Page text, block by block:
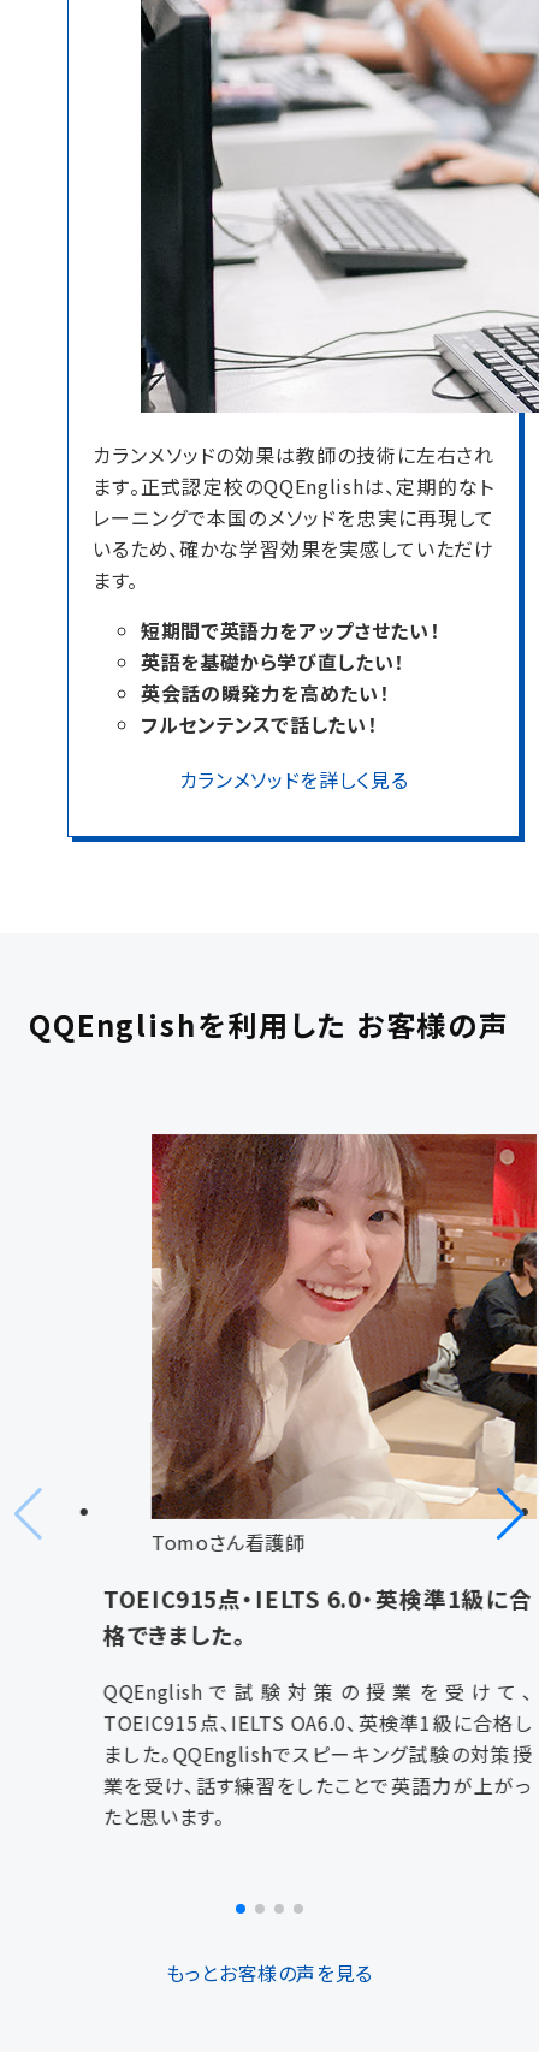
カランメソッドの効果は教師の技術に左右され
ます。正式認定校のQQEnglishは、定期的なト
レーニングで本国のメソッドを忠実に再現して
いるため、確かな学習効果を実感していただけ
ます。
短期間で英語力をアップさせたい！
英語を基礎から学び直したい！
英会話の瞬発力を高めたい！
フルセンテンスで話したい！
カランメソッドを詳しく見る
QQEnglishを利用した お客様の声
Tomoさん看護師
TOEIC915点・IELTS 6.0・英検準1級に合
格できました。
QQEnglishで試験対策の授業を受けて、
TOEIC915点、IELTS OA6.0、英検準1級に合格し
ました。QQEnglishでスピーキング試験の対策授
業を受け、話す練習をしたことで英語力が上がっ
たと思います。
もっとお客様の声を見る